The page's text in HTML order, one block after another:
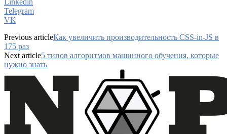
Linkedin
Telegram
VK
Previous articleКак увеличить производительность CSS-in-JS в
175 раз
Next article5 типов алгоритмов машинного обучения, которые
нужно знать